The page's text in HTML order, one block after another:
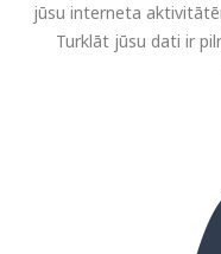
jūsu interneta
Turklāt jūsu dati ir